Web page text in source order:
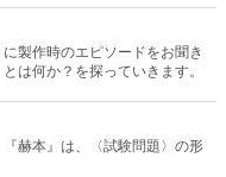
製作時のエピソードをお聞き
は何か？を探っていきます。
赫本』は、〈試験問題〉の形